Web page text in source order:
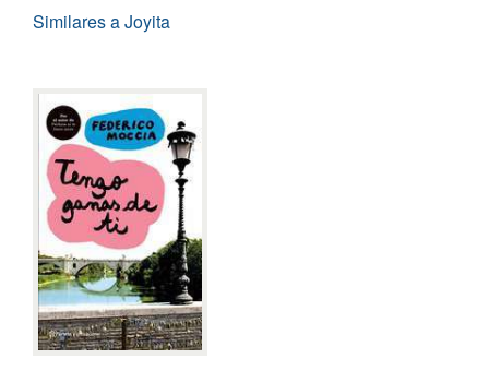
Similares a Joyita